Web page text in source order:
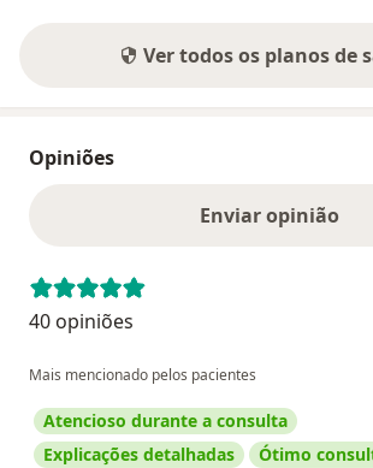
Ver todos os planos de
Opiniões
Enviar opinião
40 opiniões
Mais mencionado pelos pacientes
Atencioso durante a consulta
Explicações detalhadas
Ótimo